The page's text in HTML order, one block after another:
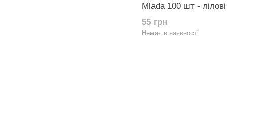
Mlada 100 шт - лілові
55 грн
Немає в наявності